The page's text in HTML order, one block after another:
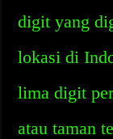
digit yang
lokasi di
lima digit
atau taman